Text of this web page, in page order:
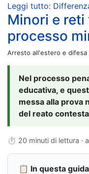
Leggi tutto:
Minori e
processo
Arresto all'estero e difesa
Nel processo
educativa, e
messa alla prova
del reato
⏱ 20 minuti di lettura ·
📋 In questa guida